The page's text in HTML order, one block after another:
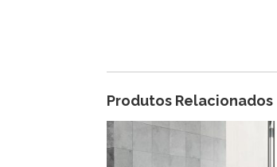
Produtos Relacionados